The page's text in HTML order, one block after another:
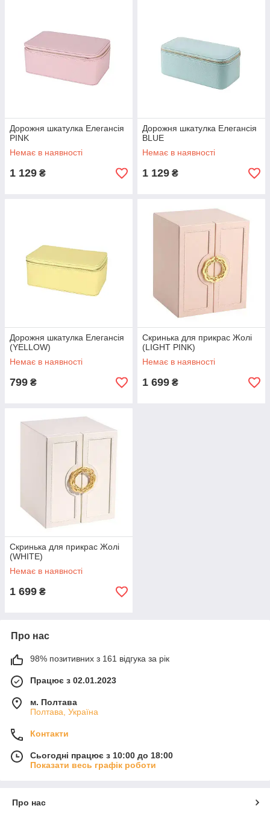
Дорожня шкатулка Елегансія
PINK
Немає в наявності
1 129 ₴
Дорожня шкатулка Елегансія
BLUE
Немає в наявності
1 129 ₴
Дорожня шкатулка Елегансія
(YELLOW)
Немає в наявності
799 ₴
Скринька для прикрас Жолі
(LIGHT PINK)
Немає в наявності
1 699 ₴
Скринька для прикрас Жолі
(WHITE)
Немає в наявності
1 699 ₴
Про нас
98% позитивних з 161 відгука за рік
Працює з 02.01.2023
м. Полтава
Полтава, Україна
Контакти
Сьогодні працює з 10:00 до 18:00
Показати весь графік роботи
Про нас